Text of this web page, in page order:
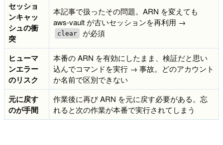
セッショ
ンキャッ
シュの衝
突
本記事で扱ったその問題。ARN を変えても
aws-vault が古いセッションを再利用 →
clear が必須
ヒューマ
ンエラー
のリスク
本番の ARN を有効にしたまま、検証だと思い
込んでコマンドを実行 → 事故。どのアカウント
か名前で区別できない
元に戻す
のが手間
作業後に再び ARN を元に戻す必要がある。忘
れると次の作業が本番で実行されてしまう